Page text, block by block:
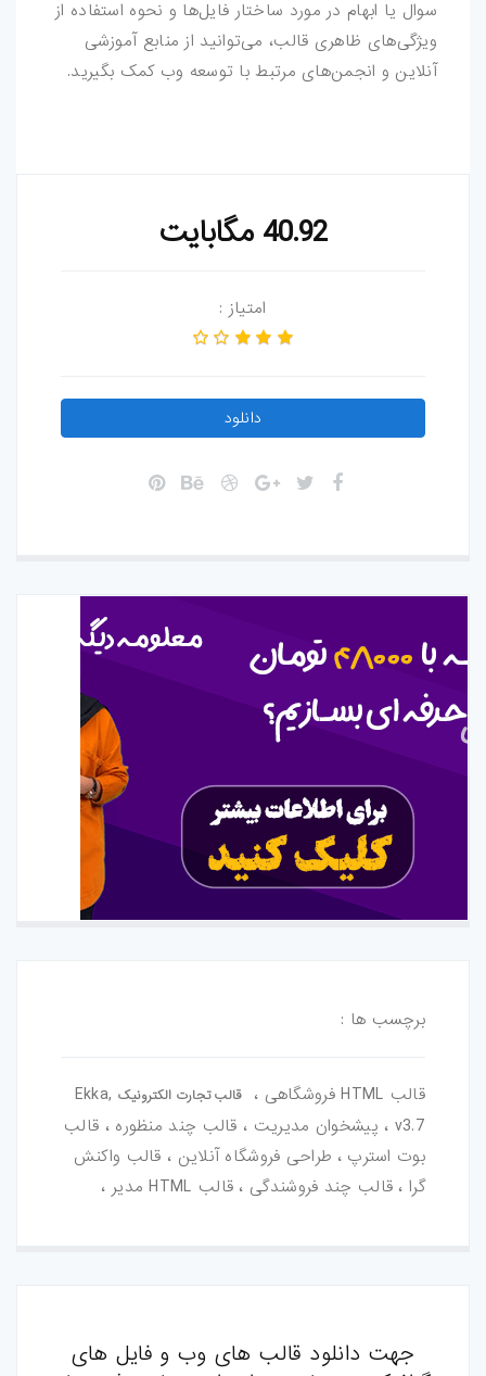
سوال یا ابهام در مورد ساختار فایل‌ها و نحوه استفاده از
ویژگی‌های ظاهری قالب، می‌توانید از منابع آموزشی
آنلاین و انجمن‌های مرتبط با توسعه وب کمک بگیرید.
40.92 مگابایت
امتیاز :
دانلود
برچسب ها :
قالب HTML فروشگاهی ، قالب تجارت الکترونیک ,Ekka
v3.7 ، پیشخوان مدیریت ، قالب چند منظوره ، قالب
بوت استرپ ، طراحی فروشگاه آنلاین ، قالب واکنش
گرا ، قالب چند فروشندگی ، قالب HTML مدیر ،
جهت دانلود قالب های وب و فایل های